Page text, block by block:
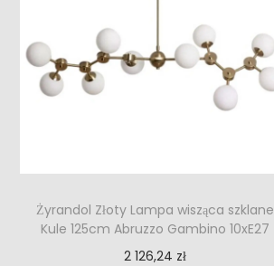
Żyrandol Złoty Lampa wisząca szklane
Kule 125cm Abruzzo Gambino 10xE27
2 126,24 zł